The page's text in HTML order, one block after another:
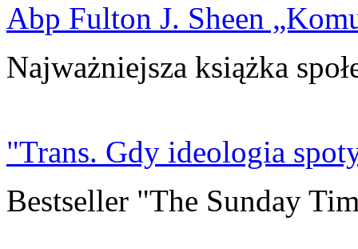
Abp Fulton J. Sheen
Najważniejsza książka
"Trans. Gdy ideologia
Bestseller "The Sunday